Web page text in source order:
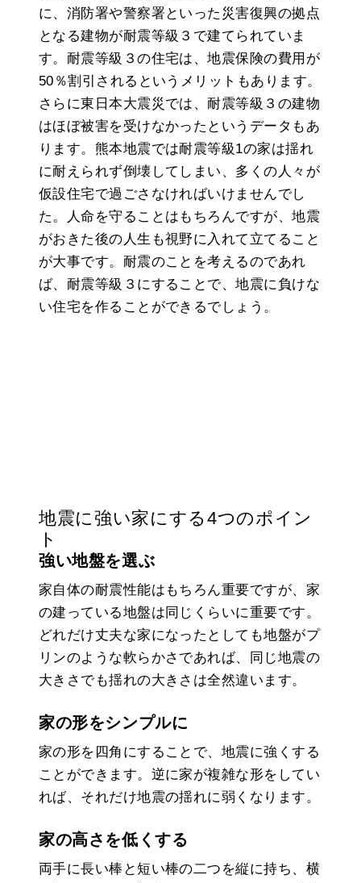
に、消防署や警察署といった災害復興の拠点
となる建物が耐震等級３で建てられていま
す。耐震等級３の住宅は、地震保険の費用が
50％割引されるというメリットもあります。
さらに東日本大震災では、耐震等級３の建物
はほぼ被害を受けなかったというデータもあ
ります。熊本地震では耐震等級1の家は揺れ
に耐えられず倒壊してしまい、多くの人々が
仮設住宅で過ごさなければいけませんでし
た。人命を守ることはもちろんですが、地震
がおきた後の人生も視野に入れて立てること
が大事です。耐震のことを考えるのであれ
ば、耐震等級３にすることで、地震に負けな
い住宅を作ることができるでしょう。
地震に強い家にする4つのポイン
ト
強い地盤を選ぶ
家自体の耐震性能はもちろん重要ですが、家
の建っている地盤は同じくらいに重要です。
どれだけ丈夫な家になったとしても地盤がプ
リンのような軟らかさであれば、同じ地震の
大きさでも揺れの大きさは全然違います。
家の形をシンプルに
家の形を四角にすることで、地震に強くする
ことができます。逆に家が複雑な形をしてい
れば、それだけ地震の揺れに弱くなります。
家の高さを低くする
両手に長い棒と短い棒の二つを縦に持ち、横